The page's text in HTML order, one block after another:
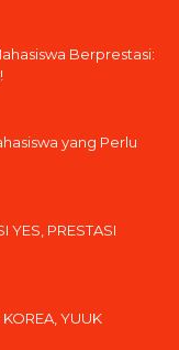
Berprestasi:
yang Perlu
YES, PRESTASI
YUUK